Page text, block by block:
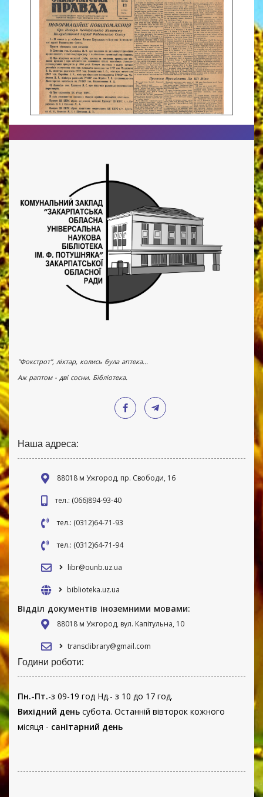
"Фокстрот", ліхтар, колись була аптека...
Аж раптом - дві сосни. Бібліотека.
Наша адреса:
88018 м Ужгород, пр. Свободи, 16
тел.: (066)894-93-40
тел.: (0312)64-71-93
тел.: (0312)64-71-94
libr@ounb.uz.ua
biblioteka.uz.ua
Відділ документів іноземними мовами:
88018 м Ужгород, вул. Капітульна, 10
transclibrary@gmail.com
Години роботи:
Пн.-Пт.-з 09-19 год Нд.- з 10 до 17 год.
Вихідний день субота. Останній вівторок кожного
місяця - санітарний день